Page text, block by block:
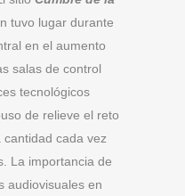
tuvo lugar durante
en el aumento
salas de control
tecnológicos
de relieve el reto
cada vez
La importancia de
audiovisuales en